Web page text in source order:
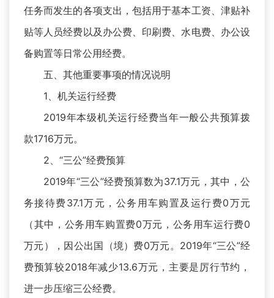
任务而发生的各项支出，包括用于基本工资、津贴补
贴等人员经费以及办公费、印刷费、水电费、办公设
备购置等日常公用经费。
五、其他重要事项的情况说明
1、机关运行经费
2019年本级机关运行经费当年一般公共预算拨
款1716万元。
2、“三公”经费预算
2019年“三公”经费预算数为37.1万元，其中，公
务接待费37.1万元，公务用车购置及运行费0万元
（其中，公务用车购置费0万元，公务用车运行费0
万元），因公出国（境）费0万元。2019年“三公”经
费预算较2018年减少13.6万元，主要是厉行节约，
进一步压缩三公经费。